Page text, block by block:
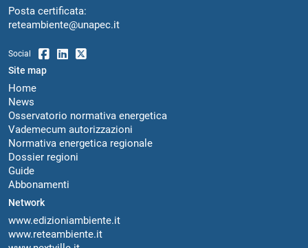
Posta certificata:
reteambiente@unapec.it
Social
Site map
Home
News
Osservatorio normativa energetica
Vademecum autorizzazioni
Normativa energetica regionale
Dossier regioni
Guide
Abbonamenti
Network
www.edizioniambiente.it
www.reteambiente.it